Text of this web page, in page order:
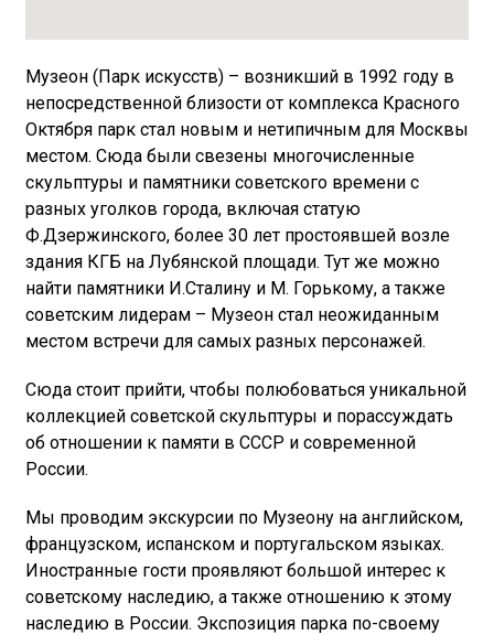
Музеон (Парк искусств) – возникший в 1992 году в
непосредственной близости от комплекса Красного
Октября парк стал новым и нетипичным для Москвы
местом. Сюда были свезены многочисленные
скульптуры и памятники советского времени с
разных уголков города, включая статую
Ф.Дзержинского, более 30 лет простоявшей возле
здания КГБ на Лубянской площади. Тут же можно
найти памятники И.Сталину и М. Горькому, а также
советским лидерам – Музеон стал неожиданным
местом встречи для самых разных персонажей.
Сюда стоит прийти, чтобы полюбоваться уникальной
коллекцией советской скульптуры и порассуждать
об отношении к памяти в СССР и современной
России.
Мы проводим экскурсии по Музеону на английском,
французском, испанском и португальском языках.
Иностранные гости проявляют большой интерес к
советскому наследию, а также отношению к этому
наследию в России. Экспозиция парка по-своему